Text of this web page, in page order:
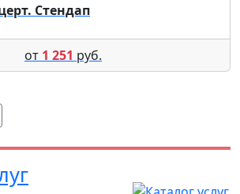
Стендап
от 1 251 руб.